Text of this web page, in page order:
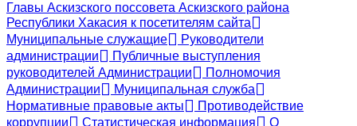
Главы Аскизского поссовета Аскизского района
Республики Хакасия к посетителям сайта
Муниципальные служащие
Руководители
администрации
Публичные выступления
руководителей Администрации
Полномочия
Администрации
Муниципальная служба
Нормативные правовые акты
Противодействие
коррупции
Статистическая информация
О